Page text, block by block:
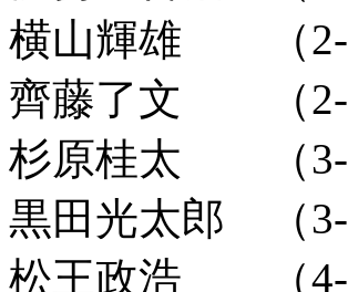
横山輝雄 （2-
齊藤了文 （2-
杉原桂太 （3-
黒田光太郎 （3-
松王政浩 （4-